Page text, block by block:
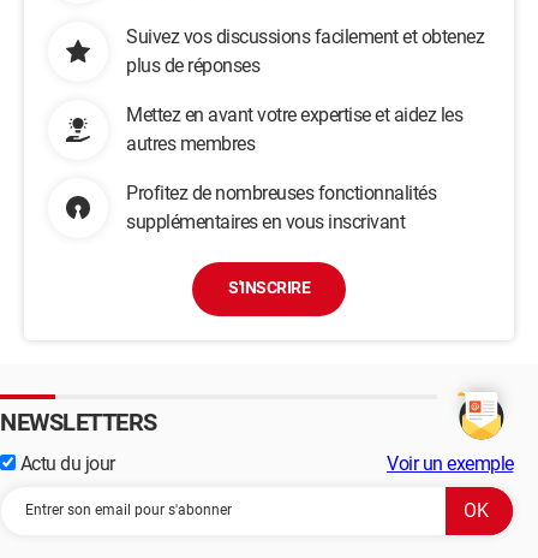
Suivez vos discussions facilement et obtenez
plus de réponses
Mettez en avant votre expertise et aidez les
autres membres
Profitez de nombreuses fonctionnalités
supplémentaires en vous inscrivant
S'INSCRIRE
NEWSLETTERS
Actu du jour Voir un exemple